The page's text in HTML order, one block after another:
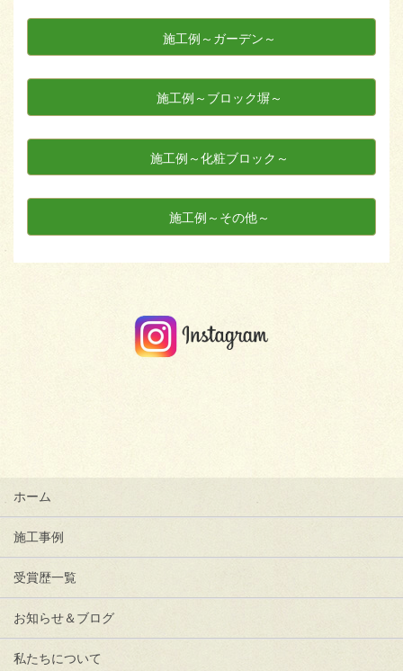
施工例～ガーデン～
施工例～ブロック塀～
施工例～化粧ブロック～
施工例～その他～
ホーム
施工事例
受賞歴一覧
お知らせ＆ブログ
私たちについて